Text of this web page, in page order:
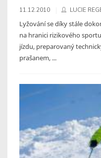
11.12.2010 LUCIE
Lyžování se díky stále
na hranici rizikového
jízdu, preparovaný
prašanem, ...